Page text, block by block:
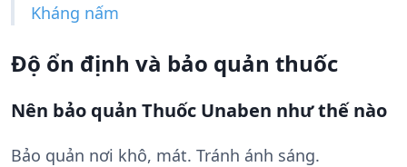
Kháng nấm
Độ ổn định và bảo quản thuốc
Nên bảo quản Thuốc Unaben như thế nào
Bảo quản nơi khô, mát. Tránh ánh sáng.